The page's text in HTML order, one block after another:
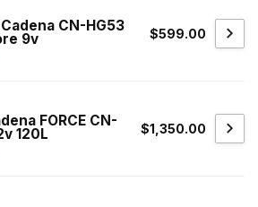
CN-HG53
9v $599.00
FORCE CN-
120L $1,350.00